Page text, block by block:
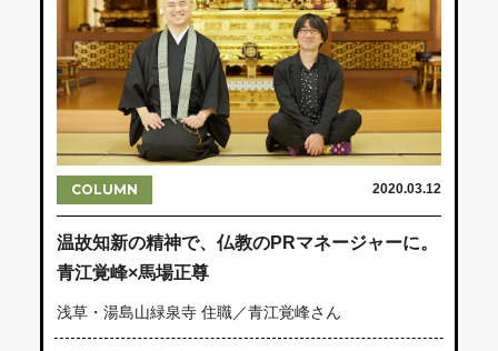
COLUMN 2020.03.12
温故知新の精神で、仏教のPRマネージャーに。
青江覚峰×馬場正尊
浅草・湯島山緑泉寺 住職／青江覚峰さん